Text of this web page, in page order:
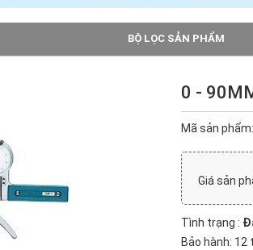
BỘ LỌC SẢN PHẨM
VNĐ (9)
0 -
Mã sản phẩm:
Giá sản
Tình trạng :
Bảo hành: 12